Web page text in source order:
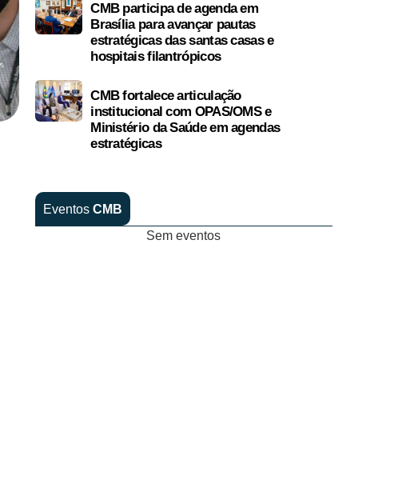
CMB participa de agenda em
Brasília para avançar pautas
estratégicas das santas casas e
hospitais filantrópicos
CMB fortalece articulação
institucional com OPAS/OMS e
Ministério da Saúde em agendas
estratégicas
Eventos CMB
Sem eventos